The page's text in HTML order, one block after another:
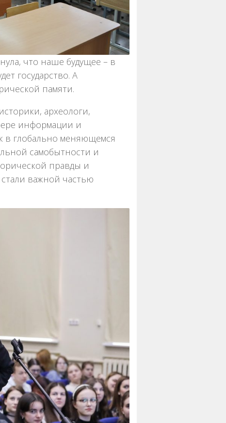
что наше будущее – в
государство. А
памяти.
археологи,
информации и
в глобально меняющемся
самобытности и
правды и
важной частью